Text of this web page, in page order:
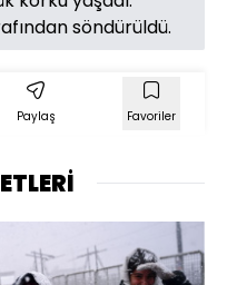
söndürüldü.
Paylaş Favoriler